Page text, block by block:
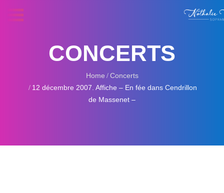
CONCERTS
Home
Concerts
12 décembre 2007. Affiche – En fée dans Cendrillon
de Massenet –